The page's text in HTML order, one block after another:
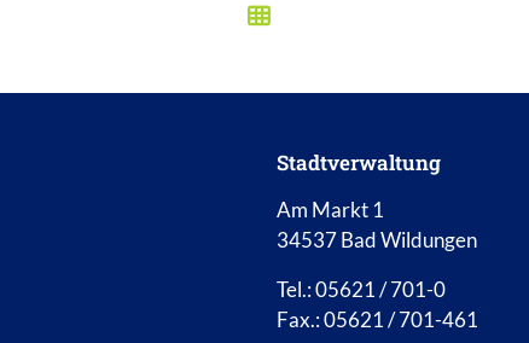
Stadtverwaltung
Am Markt 1
34537 Bad Wildungen
Tel.: 05621 / 701-0
Fax.: 05621 / 701-461